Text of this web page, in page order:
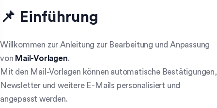
📌 Einführung
Willkommen zur Anleitung zur Bearbeitung und Anpassung
von Mail-Vorlagen.
Mit den Mail-Vorlagen können automatische Bestätigungen,
Newsletter und weitere E-Mails personalisiert und
angepasst werden.